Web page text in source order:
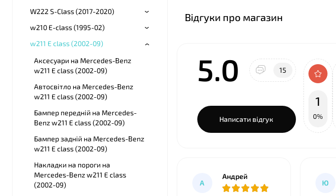
W222 S-Class (2017-2020)
w210 E-class (1995-02)
w211 E class (2002-09)
Аксесуари на Mercedes-Benz
w211 E class (2002-09)
Автосвітло на Mercedes-Benz
w211 E class (2002-09)
Бампер передній на Mercedes-
Benz w211 E class (2002-09)
Бампер задній на Mercedes-Benz
w211 E class (2002-09)
Накладки на пороги на
Mercedes-Benz w211 E class
(2002-09)
Відгуки про магазин
5.0 15
Написати відгук
1
0%
А
Андрей
Ю